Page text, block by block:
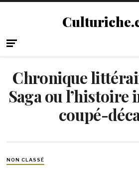
Chronique
Saga ou
coupé-
NON CLASSÉ